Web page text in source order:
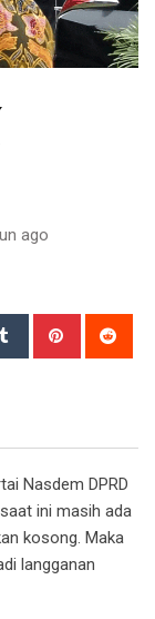
ago
Tumblr Pinterest
Nasdem DPRD
ini masih ada
kosong. Maka
langganan